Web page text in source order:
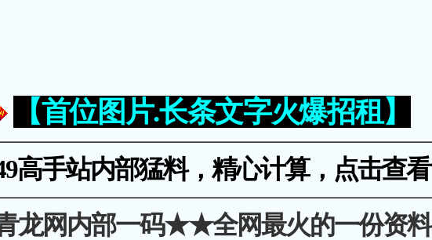
【首位图片.长条文字火爆招租】
高手站内部猛料，精心计算，点击查看
龙网内部一码★★全网最火的一份资料